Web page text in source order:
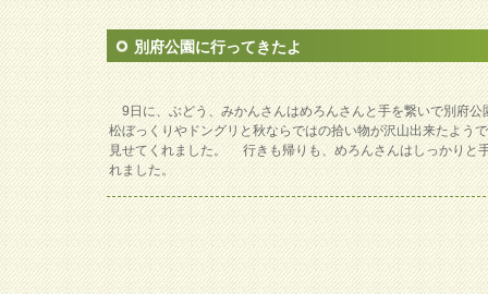
別府公園に行ってきたよ
9日に、ぶどう、みかんさんはめろんさんと手を繋いで別府
松ぼっくりやドングリと秋ならではの拾い物が沢山出来たよう
見せてくれました。 行きも帰りも、めろんさんはしっかりと
れました。